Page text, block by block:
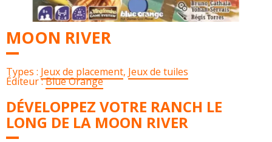
MOON RIVER
Types : Jeux de placement, Jeux de tuiles
Éditeur :Blue Orange
DÉVELOPPEZ VOTRE RANCH LE
LONG DE LA MOON RIVER